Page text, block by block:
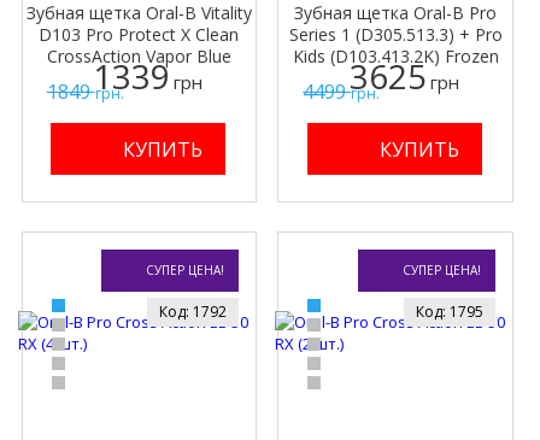
1849грн.
Зубная щетка Oral-B Vitality
D103 Pro Protect X Clean
CrossAction Vapor Blue
(D103.413.3)
1339грн 4499грн.
Зубная щетка Oral-B Pro
Series 1 (D305.513.3) + Pro
Kids (D103.413.2K) Frozen
Family Edition
3625грн
СУПЕР ЦЕНА!
Код: 1792
СУПЕР ЦЕНА!
Код: 1795